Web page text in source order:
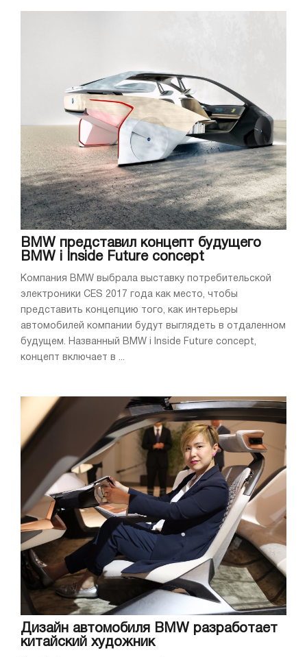
BMW представил концепт будущего
BMW i Inside Future concept
Компания BMW выбрала выставку потребительской
электроники CES 2017 года как место, чтобы
представить концепцию того, как интерьеры
автомобилей компании будут выглядеть в отдаленном
будущем. Названный BMW i Inside Future concept,
концепт включает в ...
Дизайн автомобиля BMW разработает
китайский художник